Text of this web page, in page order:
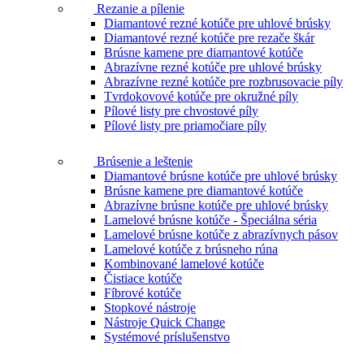
Rezanie a pílenie
Diamantové rezné kotúče pre uhlové brúsky
Diamantové rezné kotúče pre rezače škár
Brúsne kamene pre diamantové kotúče
Abrazívne rezné kotúče pre uhlové brúsky
Abrazívne rezné kotúče pre rozbrusovacie píly
Tvrdokovové kotúče pre okružné píly
Pílové listy pre chvostové píly
Pílové listy pre priamočiare píly
Brúsenie a leštenie
Diamantové brúsne kotúče pre uhlové brúsky
Brúsne kamene pre diamantové kotúče
Abrazívne brúsne kotúče pre uhlové brúsky
Lamelové brúsne kotúče - Špeciálna séria
Lamelové brúsne kotúče z abrazívnych pásov
Lamelové kotúče z brúsneho rúna
Kombinované lamelové kotúče
Čistiace kotúče
Fíbrové kotúče
Stopkové nástroje
Nástroje Quick Change
Systémové príslušenstvo